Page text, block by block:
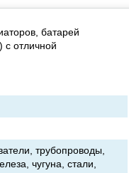
батарей
с отличной
трубопроводы,
чугуна, стали,